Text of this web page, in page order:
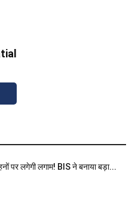
पर लगेगी लगाम! BIS ने बनाया बड़ा...